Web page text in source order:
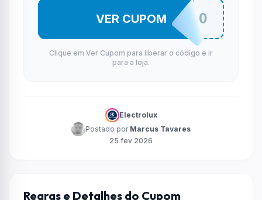
SEJABEMVINDO
VER CUPOM
Clique em Ver Cupom para liberar o código e ir
para a loja.
Electrolux
Postado por Marcus Tavares
25 fev 2026
Regras e Detalhes do Cupom